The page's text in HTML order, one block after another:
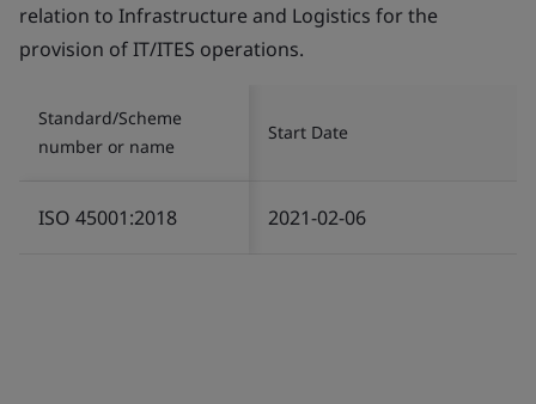
relation to Infrastructure and Logistics for the
provision of IT/ITES operations.
Standard/Scheme
number or name
Start Date
ISO 45001:2018 2021-02-06